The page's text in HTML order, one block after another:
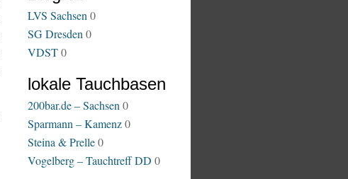
LVS Sachsen 0
SG Dresden 0
VDST0
lokale Tauchbasen
200bar.de – Sachsen 0
Sparmann – Kamenz0
Steina & Prelle0
Vogelberg – Tauchtreff DD 0